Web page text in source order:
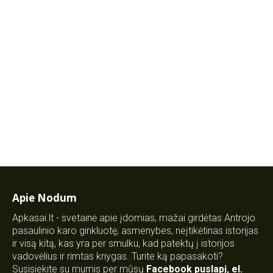
Apie Nodum
Apkasai.lt - svetainė apie įdomias, mažai girdėtas Antrojo
pasaulinio karo ginkluotę, asmenybes, neįtikėtinas istorijas
ir visą kitą, kas yra per smulku, kad patektų į istorijos
vadovėlius ir rimtas knygas. Turite ką papasakoti?
Susisiekite su mumis per mūsų Facebook puslapį, el.